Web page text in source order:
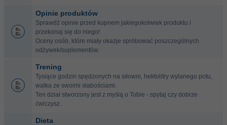
Opinie produktów
Sprawdź opinie przed kupnem jakiegokolwiek produktu i
przekonaj się do niego!
Oceny osób, które miały okazje spróbować poszczególnych
odżywek/suplementów.
Trening
Tysiące godzin spędzonych na siłowni, hektolitry wylanego potu,
walka ze swoimi słabościami.
Ten dział stworzony jest z myślą o Tobie - spytaj czy dobrze
ćwiczysz.
Dieta